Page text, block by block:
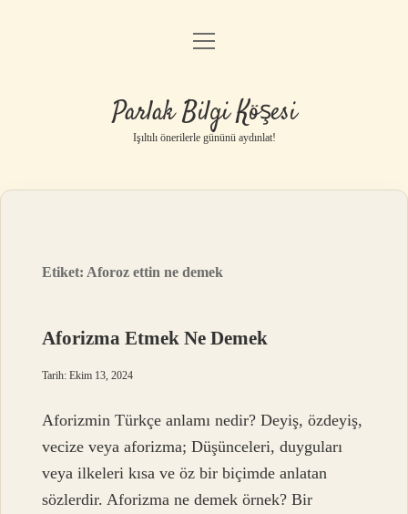
Anasayfa
Yasal Uyarı
menüyü
Parlak Bilgi Köşesi
Işıltılı önerilerle gününü aydınlat!
Etiket: Aforoz ettin ne demek
Aforizma Etmek Ne Demek
Tarih: Ekim 13, 2024
Aforizmin Türkçe anlamı nedir? Deyiş, özdeyiş,
vecize veya aforizma; Düşünceleri, duyguları
veya ilkeleri kısa ve öz bir biçimde anlatan
sözlerdir. Aforizma ne demek örnek? Bir